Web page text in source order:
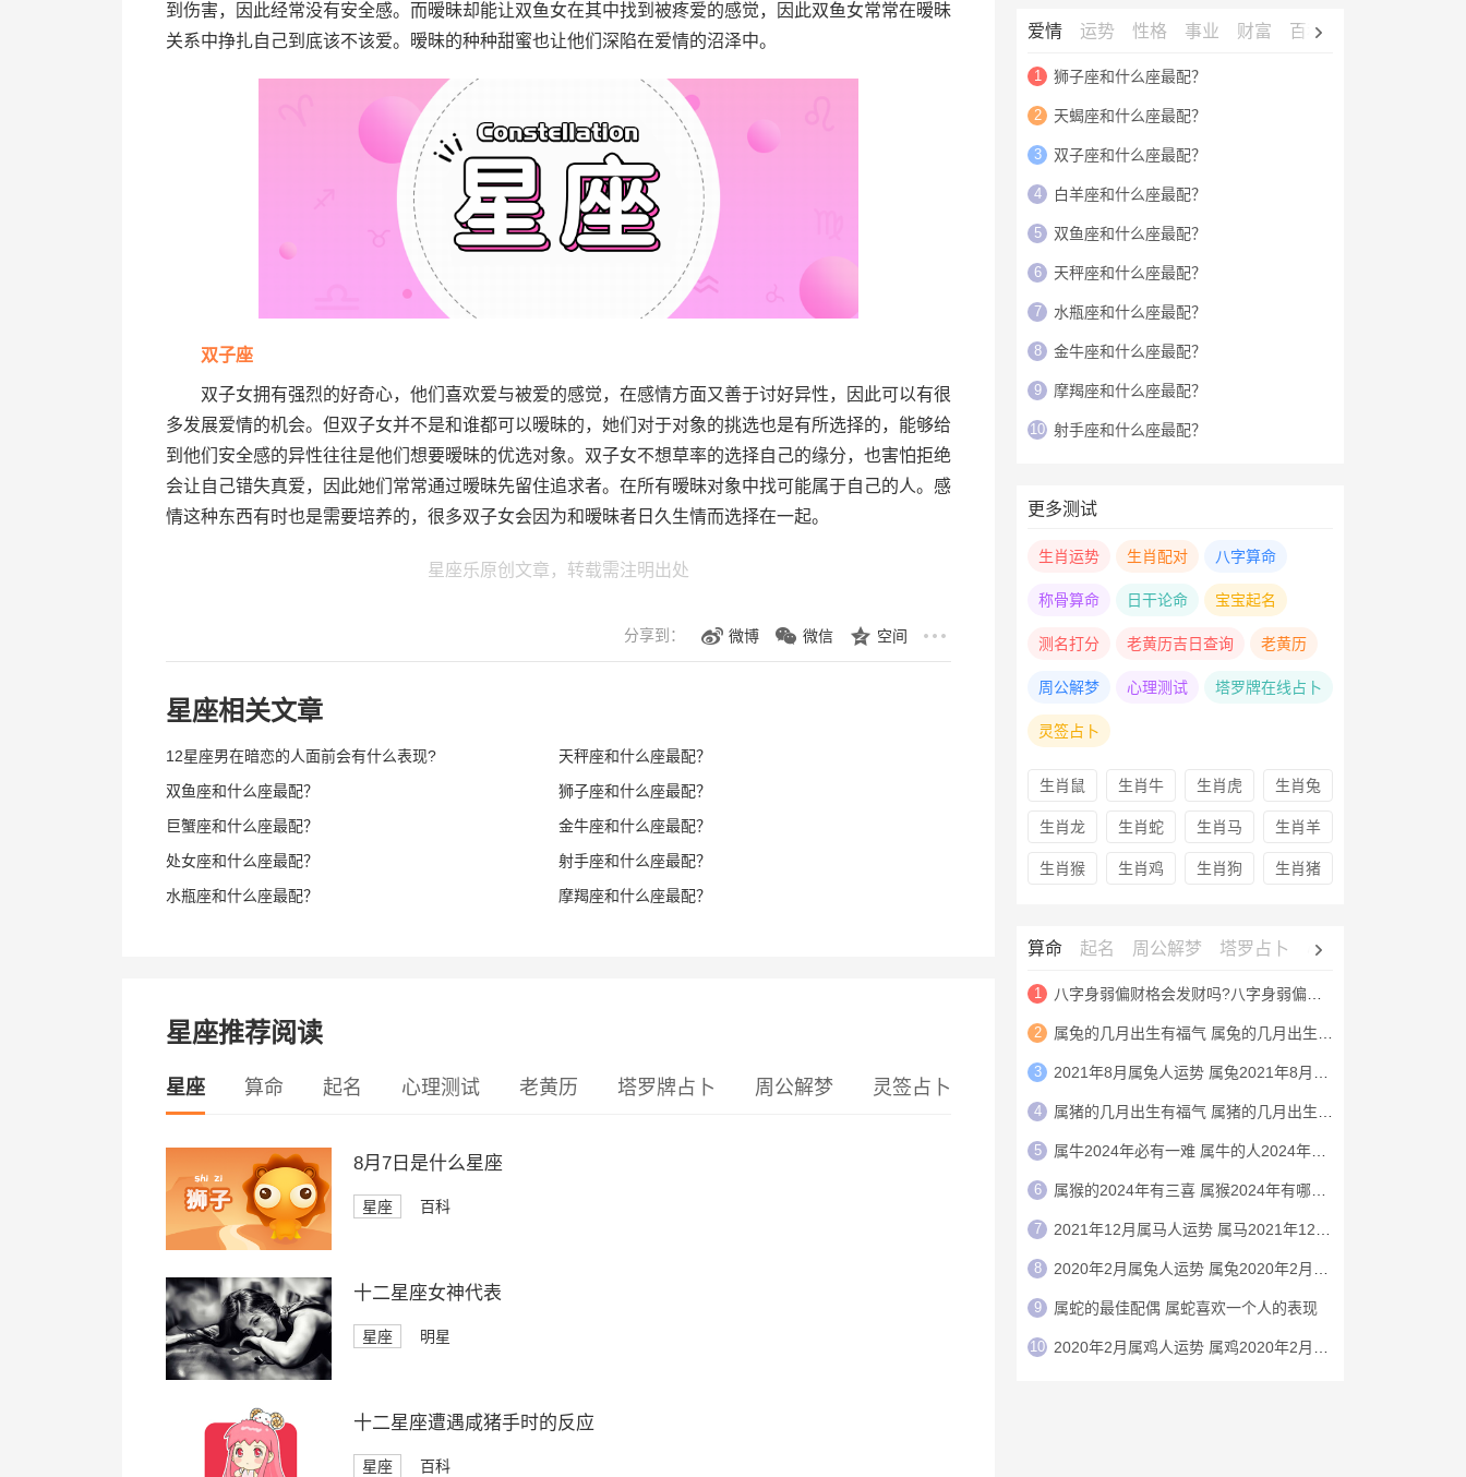
到伤害，因此经常没有安全感。而暧昧却能让双鱼女在其中找到被疼爱的感觉，因此双鱼女常常在暧昧
关系中挣扎自己到底该不该爱。暧昧的种种甜蜜也让他们深陷在爱情的沼泽中。
双子座
双子女拥有强烈的好奇心，他们喜欢爱与被爱的感觉，在感情方面又善于讨好异性，因此可以有很
多发展爱情的机会。但双子女并不是和谁都可以暧昧的，她们对于对象的挑选也是有所选择的，能够给
到他们安全感的异性往往是他们想要暧昧的优选对象。双子女不想草率的选择自己的缘分，也害怕拒绝
会让自己错失真爱，因此她们常常通过暧昧先留住追求者。在所有暧昧对象中找可能属于自己的人。感
情这种东西有时也是需要培养的，很多双子女会因为和暧昧者日久生情而选择在一起。
星座乐原创文章，转载需注明出处
分享到： 微博 微信 空间
星座相关文章
12星座男在暗恋的人面前会有什么表现?
天秤座和什么座最配？
双鱼座和什么座最配？
狮子座和什么座最配？
巨蟹座和什么座最配？
金牛座和什么座最配？
处女座和什么座最配？
射手座和什么座最配？
水瓶座和什么座最配？
摩羯座和什么座最配？
星座推荐阅读
星座 算命 起名 心理测试 老黄历 塔罗牌占卜 周公解梦 灵签占卜
8月7日是什么星座
星座 百科
十二星座女神代表
星座 明星
十二星座遭遇咸猪手时的反应
星座 百科
爱情 运势 性格 事业 财富 百科
1 狮子座和什么座最配？
2 天蝎座和什么座最配？
3 双子座和什么座最配？
4 白羊座和什么座最配？
5 双鱼座和什么座最配？
6 天秤座和什么座最配？
7 水瓶座和什么座最配？
8 金牛座和什么座最配？
9 摩羯座和什么座最配？
10 射手座和什么座最配？
更多测试
生肖运势 生肖配对 八字算命
称骨算命 日干论命 宝宝起名
测名打分 老黄历吉日查询 老黄历
周公解梦 心理测试 塔罗牌在线占卜
灵签占卜
生肖鼠 生肖牛 生肖虎 生肖兔
生肖龙 生肖蛇 生肖马 生肖羊
生肖猴 生肖鸡 生肖狗 生肖猪
算命 起名 周公解梦 塔罗占卜 心理测试
1 八字身弱偏财格会发财吗?八字身弱偏财格特点介绍
2 属兔的几月出生有福气 属兔的几月出生上等命
3 2021年8月属兔人运势 属兔2021年8月运程
4 属猪的几月出生有福气 属猪的几月出生上等命
5 属牛2024年必有一难 属牛的人2024年命运
6 属猴的2024年有三喜 属猴2024年有哪三喜
7 2021年12月属马人运势 属马2021年12月运程
8 2020年2月属兔人运势 属兔2020年2月运程
9 ‌‌属蛇的最佳配偶 属蛇喜欢一个人的表现
10 2020年2月属鸡人运势 属鸡2020年2月运程